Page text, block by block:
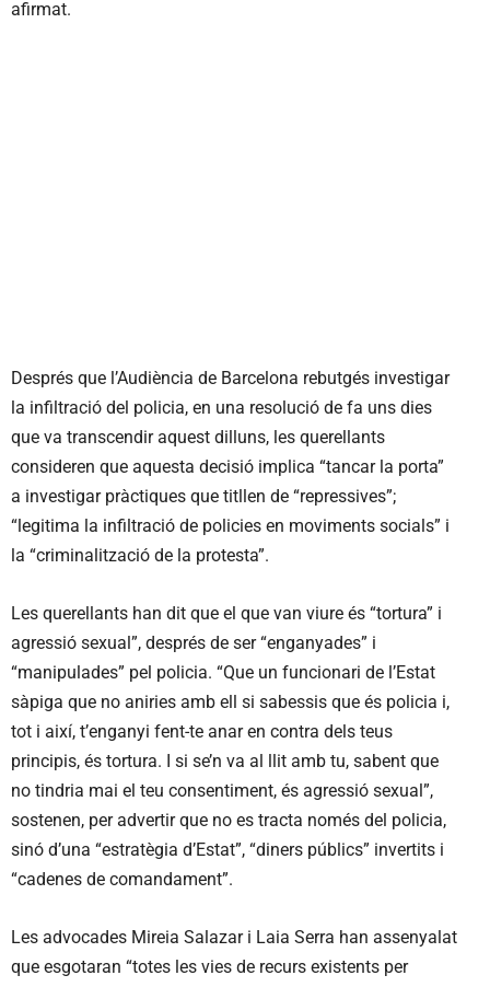
afirmat.
Després que l’Audiència de Barcelona rebutgés investigar
la infiltració del policia, en una resolució de fa uns dies
que va transcendir aquest dilluns, les querellants
consideren que aquesta decisió implica “tancar la porta”
a investigar pràctiques que titllen de “repressives”;
“legitima la infiltració de policies en moviments socials” i
la “criminalització de la protesta”.
Les querellants han dit que el que van viure és “tortura” i
agressió sexual”, després de ser “enganyades” i
“manipulades” pel policia. “Que un funcionari de l’Estat
sàpiga que no aniries amb ell si sabessis que és policia i,
tot i així, t’enganyi fent-te anar en contra dels teus
principis, és tortura. I si se’n va al llit amb tu, sabent que
no tindria mai el teu consentiment, és agressió sexual”,
sostenen, per advertir que no es tracta només del policia,
sinó d’una “estratègia d’Estat”, “diners públics” invertits i
“cadenes de comandament”.
Les advocades Mireia Salazar i Laia Serra han assenyalat
que esgotaran “totes les vies de recurs existents per